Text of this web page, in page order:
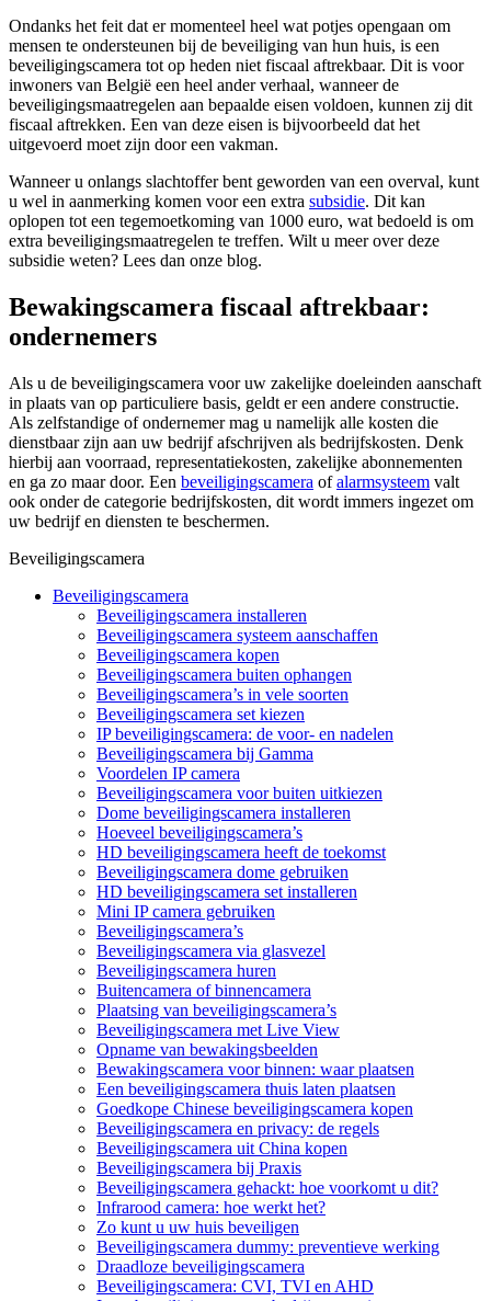
Ondanks het feit dat er momenteel heel wat potjes opengaan om
mensen te ondersteunen bij de beveiliging van hun huis, is een
beveiligingscamera tot op heden niet fiscaal aftrekbaar. Dit is voor
inwoners van België een heel ander verhaal, wanneer de
beveiligingsmaatregelen aan bepaalde eisen voldoen, kunnen zij dit
fiscaal aftrekken. Een van deze eisen is bijvoorbeeld dat het
uitgevoerd moet zijn door een vakman.
Wanneer u onlangs slachtoffer bent geworden van een overval, kunt
u wel in aanmerking komen voor een extra subsidie. Dit kan
oplopen tot een tegemoetkoming van 1000 euro, wat bedoeld is om
extra beveiligingsmaatregelen te treffen. Wilt u meer over deze
subsidie weten? Lees dan onze blog.
Bewakingscamera fiscaal aftrekbaar:
ondernemers
Als u de beveiligingscamera voor uw zakelijke doeleinden aanschaft
in plaats van op particuliere basis, geldt er een andere constructie.
Als zelfstandige of ondernemer mag u namelijk alle kosten die
dienstbaar zijn aan uw bedrijf afschrijven als bedrijfskosten. Denk
hierbij aan voorraad, representatiekosten, zakelijke abonnementen
en ga zo maar door. Een beveiligingscamera ofalarmsysteem valt
ook onder de categorie bedrijfskosten, dit wordt immers ingezet om
uw bedrijf en diensten te beschermen.
Beveiligingscamera
Beveiligingscamera
Beveiligingscamera installeren
Beveiligingscamera systeem aanschaffen
Beveiligingscamera kopen
Beveiligingscamera buiten ophangen
Beveiligingscamera’s in vele soorten
Beveiligingscamera set kiezen
IP beveiligingscamera: de voor- en nadelen
Beveiligingscamera bij Gamma
Voordelen IP camera
Beveiligingscamera voor buiten uitkiezen
Dome beveiligingscamera installeren
Hoeveel beveiligingscamera’s
HD beveiligingscamera heeft de toekomst
Beveiligingscamera dome gebruiken
HD beveiligingscamera set installeren
Mini IP camera gebruiken
Beveiligingscamera’s
Beveiligingscamera via glasvezel
Beveiligingscamera huren
Buitencamera of binnencamera
Plaatsing van beveiligingscamera’s
Beveiligingscamera met Live View
Opname van bewakingsbeelden
Bewakingscamera voor binnen: waar plaatsen
Een beveiligingscamera thuis laten plaatsen
Goedkope Chinese beveiligingscamera kopen
Beveiligingscamera en privacy: de regels
Beveiligingscamera uit China kopen
Beveiligingscamera bij Praxis
Beveiligingscamera gehackt: hoe voorkomt u dit?
Infrarood camera: hoe werkt het?
Zo kunt u uw huis beveiligen
Beveiligingscamera dummy: preventieve werking
Draadloze beveiligingscamera
Beveiligingscamera: CVI, TVI en AHD